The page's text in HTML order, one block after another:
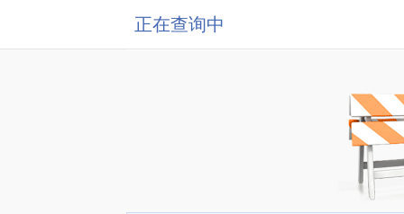
正在查询中